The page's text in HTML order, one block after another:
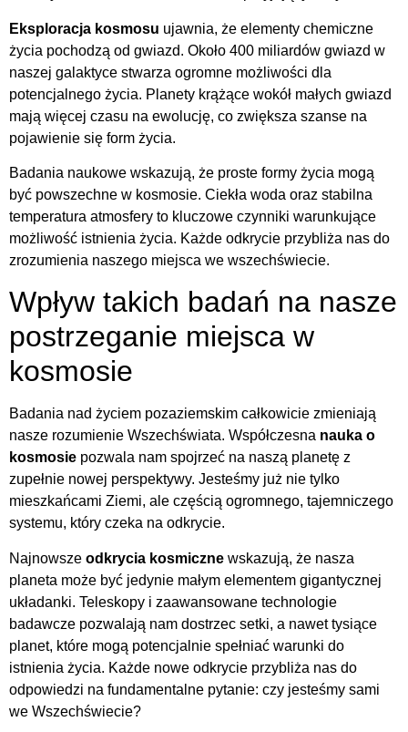
Eksploracja kosmosu ujawnia, że elementy chemiczne
życia pochodzą od gwiazd. Około 400 miliardów gwiazd w
naszej galaktyce stwarza ogromne możliwości dla
potencjalnego życia. Planety krążące wokół małych gwiazd
mają więcej czasu na ewolucję, co zwiększa szanse na
pojawienie się form życia.
Badania naukowe wskazują, że proste formy życia mogą
być powszechne w kosmosie. Ciekła woda oraz stabilna
temperatura atmosfery to kluczowe czynniki warunkujące
możliwość istnienia życia. Każde odkrycie przybliża nas do
zrozumienia naszego miejsca we wszechświecie.
Wpływ takich badań na nasze
postrzeganie miejsca w
kosmosie
Badania nad życiem pozaziemskim całkowicie zmieniają
nasze rozumienie Wszechświata. Współczesna nauka o
kosmosie pozwala nam spojrzeć na naszą planetę z
zupełnie nowej perspektywy. Jesteśmy już nie tylko
mieszkańcami Ziemi, ale częścią ogromnego, tajemniczego
systemu, który czeka na odkrycie.
Najnowsze odkrycia kosmiczne wskazują, że nasza
planeta może być jedynie małym elementem gigantycznej
układanki. Teleskopy i zaawansowane technologie
badawcze pozwalają nam dostrzec setki, a nawet tysiące
planet, które mogą potencjalnie spełniać warunki do
istnienia życia. Każde nowe odkrycie przybliża nas do
odpowiedzi na fundamentalne pytanie: czy jesteśmy sami
we Wszechświecie?